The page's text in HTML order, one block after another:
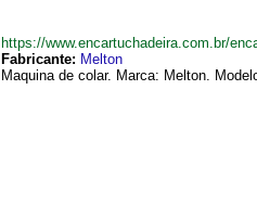
https://www.encartuchadeira.com.br/
Fabricante: Melton
Maquina de colar. Marca: Melton.